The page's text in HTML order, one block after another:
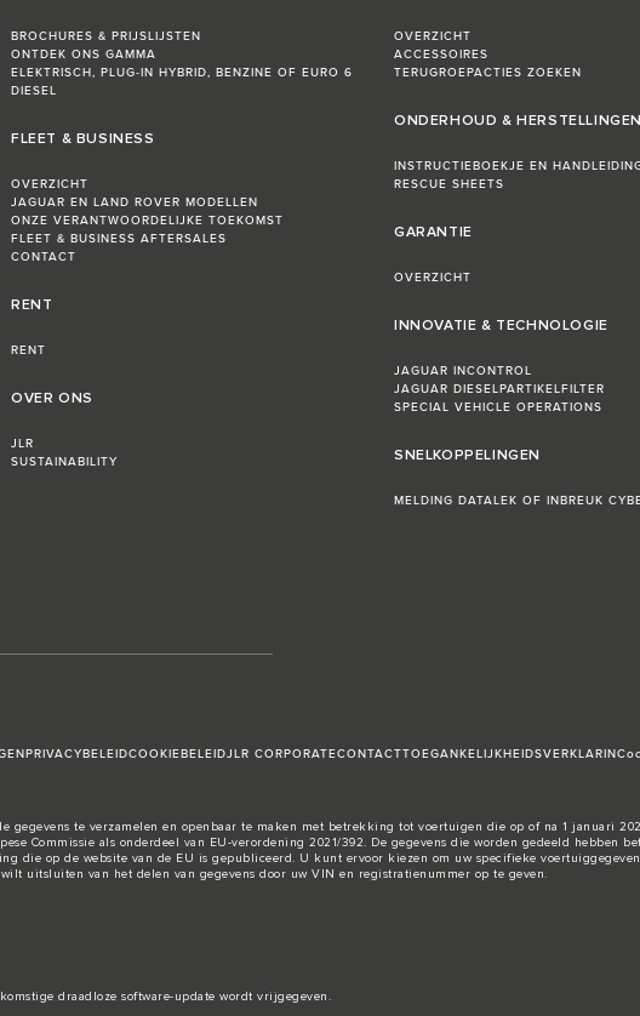
BROCHURES & PRIJSLIJSTEN
ONTDEK ONS GAMMA
ELEKTRISCH, PLUG-IN HYBRID, BENZINE OF EURO 6
DIESEL
FLEET & BUSINESS
OVERZICHT
JAGUAR EN LAND ROVER MODELLEN
ONZE VERANTWOORDELIJKE TOEKOMST
FLEET & BUSINESS AFTERSALES
CONTACT
RENT
RENT
OVER ONS
JLR
SUSTAINABILITY
OVERZICHT
ACCESSOIRES
TERUGROEPACTIES ZOEKEN
ONDERHOUD & HERSTELLINGEN
INSTRUCTIEBOEKJE EN
RESCUE SHEETS
GARANTIE
OVERZICHT
INNOVATIE & TECHNOLOGIE
JAGUAR INCONTROL
JAGUAR DIESELPARTIKELFILTER
SPECIAL VEHICLE OPERATIONS
SNELKOPPELINGEN
MELDING DATALEK OF INBREUK
PRIVACYBELEIDCOOKIEBELEIDJLR CORPORATECONTACTTOEGANKELIJKHEIDSVERKLARIN
gegevens te verzamelen en openbaar te maken met betrekking tot voertuigen die op of na 1 januari
Commissie als onderdeel van EU-verordening 2021/392. De gegevens die worden gedeeld hebben
die op de website van de EU is gepubliceerd. U kunt ervoor kiezen om uw specifieke
uitsluiten van het delen van gegevens door uw VIN en registratienummer op te geven.
draadloze software-update wordt vrijgegeven.